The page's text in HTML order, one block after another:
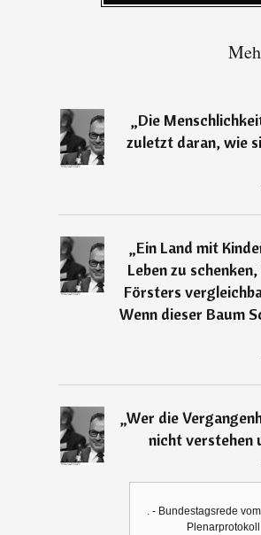
„Die
zuletzt daran, wie
„Ein Land mit
Leben zu
Försters
Wenn dieser Baum
„Wer die
nicht verstehen
. - Bundestagsrede